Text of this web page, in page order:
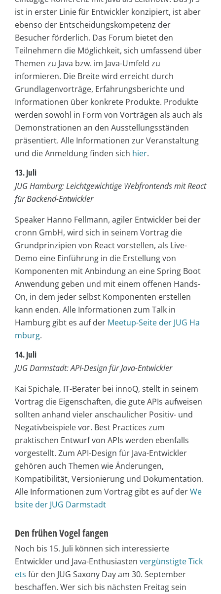
ist in erster Linie für Entwickler konzipiert, ist aber
ebenso der Entscheidungskompetenz der
Besucher förderlich. Das Forum bietet den
Teilnehmern die Möglichkeit, sich umfassend über
Themen zu Java bzw. im Java-Umfeld zu
informieren. Die Breite wird erreicht durch
Grundlagenvorträge, Erfahrungsberichte und
Informationen über konkrete Produkte. Produkte
werden sowohl in Form von Vorträgen als auch als
Demonstrationen an den Ausstellungsständen
präsentiert. Alle Informationen zur Veranstaltung
und die Anmeldung finden sich hier.
13. Juli
JUG Hamburg: Leichtgewichtige Webfrontends mit React
für Backend-Entwickler
Speaker Hanno Fellmann, agiler Entwickler bei der
cronn GmbH, wird sich in seinem Vortrag die
Grundprinzipien von React vorstellen, als Live-
Demo eine Einführung in die Erstellung von
Komponenten mit Anbindung an eine Spring Boot
Anwendung geben und mit einem offenen Hands-
On, in dem jeder selbst Komponenten erstellen
kann enden. Alle Informationen zum Talk in
Hamburg gibt es auf der Meetup-Seite der JUG Ha
mburg.
14. Juli
JUG Darmstadt: API-Design für Java-Entwickler
Kai Spichale, IT-Berater bei innoQ, stellt in seinem
Vortrag die Eigenschaften, die gute APIs aufweisen
sollten anhand vieler anschaulicher Positiv- und
Negativbeispiele vor. Best Practices zum
praktischen Entwurf von APIs werden ebenfalls
vorgestellt. Zum API-Design für Java-Entwickler
gehören auch Themen wie Änderungen,
Kompatibilität, Versionierung und Dokumentation.
Alle Informationen zum Vortrag gibt es auf derWe
bsite der JUG Darmstadt
Den frühen Vogel fangen
Noch bis 15. Juli können sich interessierte
Entwickler und Java-Enthusiasten vergünstigte Tick
ets für den JUG Saxony Day am 30. September
beschaffen. Wer sich bis nächsten Freitag sein